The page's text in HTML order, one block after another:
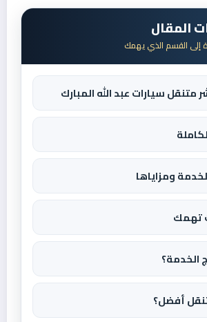
المقال
إلى القسم الذي يهمك
متنقل سيارات عبد الله المبارك
ومزاياها
تهمك
الخدمة؟
أفضل؟